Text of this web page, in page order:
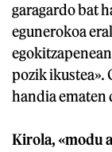
garagardo bat
egunerokoa
pozik ikustea».
handia ematen
Kirola, «modu